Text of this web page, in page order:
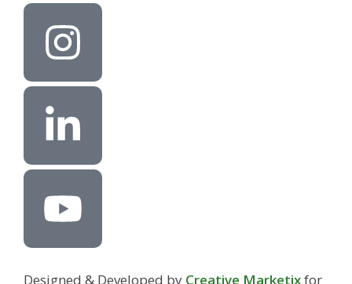
Designed & Developed by Creative Marketixfor